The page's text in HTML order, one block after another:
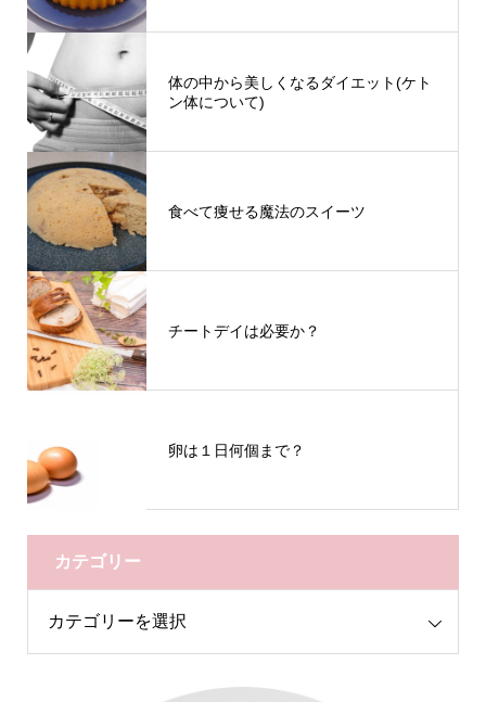
体の中から美しくなるダイエット(ケト
ン体について)
食べて痩せる魔法のスイーツ
チートデイは必要か？
卵は１日何個まで？
カテゴリー